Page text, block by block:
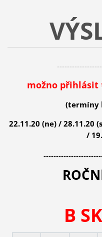
možno přihlásit
(termíny
22.11.20 (ne) / 28.11.20
/
B